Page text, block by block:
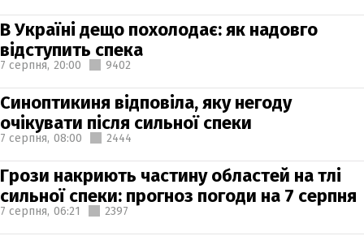
В Україні дещо похолодає: як надовго
відступить спека
7 серпня, 20:00 9402
Синоптикиня відповіла, яку негоду
очікувати після сильної спеки
7 серпня, 08:00 2444
Грози накриють частину областей на тлі
сильної спеки: прогноз погоди на 7 серпня
7 серпня, 06:21 2397